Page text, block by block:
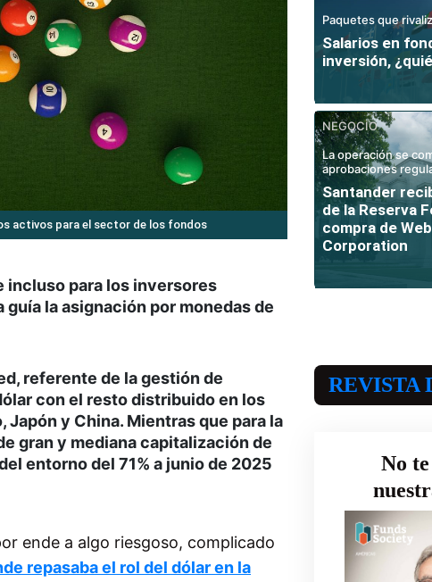
activos para el sector de los fondos
incluso para los inversores
la asignación por monedas de
referente de la gestión de
con el resto distribuido en los
y China. Mientras que para la
gran y mediana capitalización de
entorno del 71% a junio de 2025
ende a algo riesgoso, complicado
repasaba el rol del dólar en la
Paquetes que
Salarios en
inversión,
NEGOCIO
La operación se
aprobaciones
Santander
de la Reserva
compra de
Corporation
REVISTA
No